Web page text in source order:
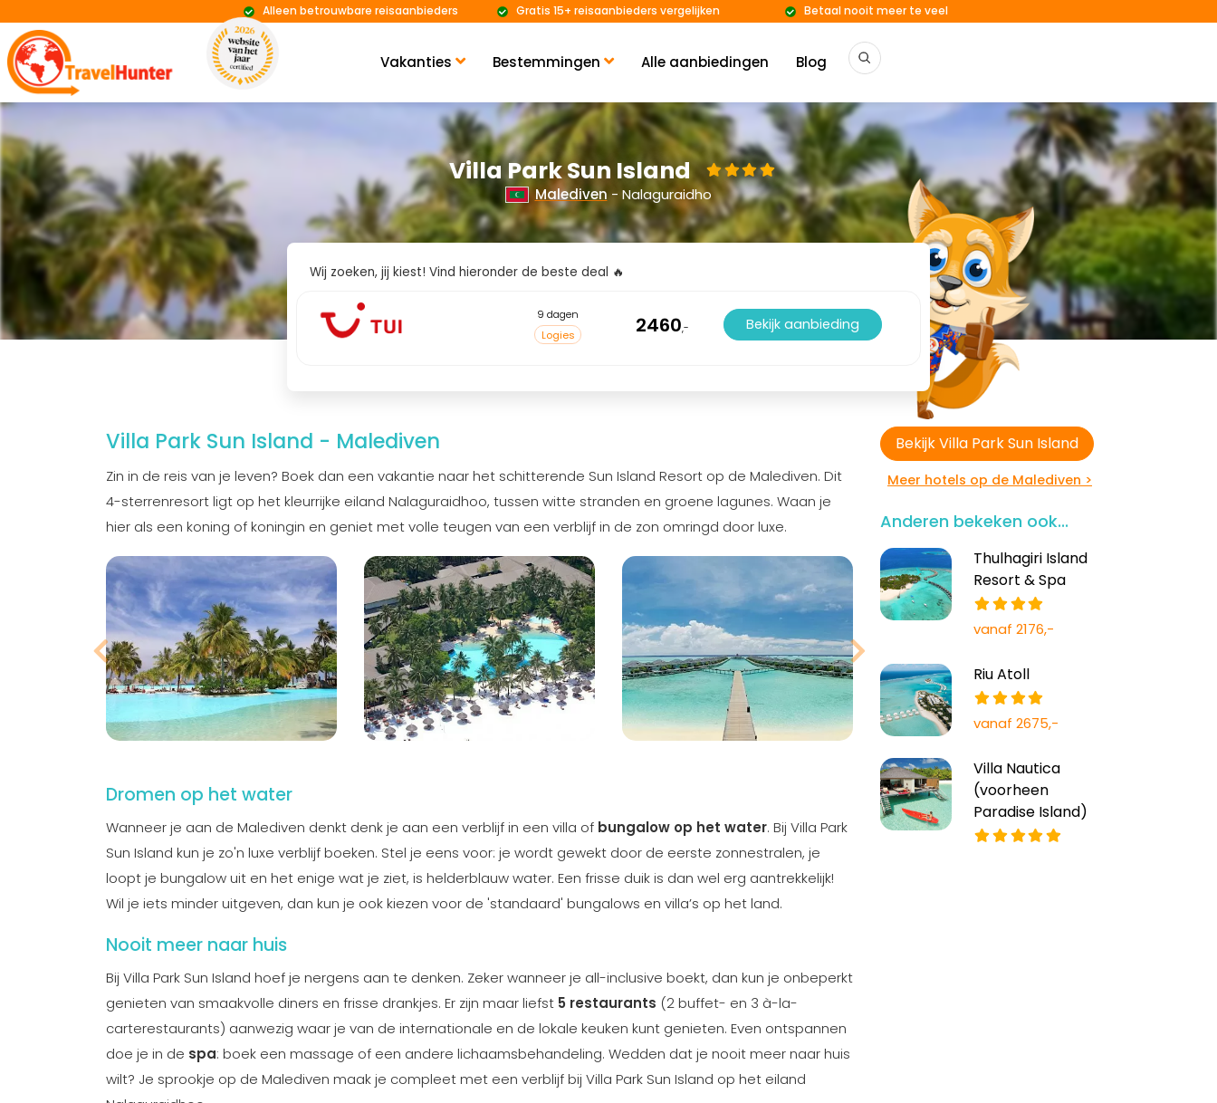
Vakanties Bestemmingen Alle aanbiedingen Blog
Alleen betrouwbare reisaanbieders Gratis 15+ reisaanbieders vergelijken Betaal nooit meer te veel
Villa Park Sun Island
Malediven - Nalaguraidho
Wij zoeken, jij kiest! Vind hieronder de beste deal 🔥
9 dagen
Logies
2460,- Bekijk aanbieding
Villa Park Sun Island - Malediven
Zin in de reis van je leven? Boek dan een vakantie naar het schitterende Sun Island Resort op de Malediven. Dit
4-sterrenresort ligt op het kleurrijke eiland Nalaguraidhoo, tussen witte stranden en groene lagunes. Waan je
hier als een koning of koningin en geniet met volle teugen van een verblijf in de zon omringd door luxe.
Dromen op het water
Wanneer je aan de Malediven denkt denk je aan een verblijf in een villa of bungalow op het water. Bij Villa Park
Sun Island kun je zo'n luxe verblijf boeken. Stel je eens voor: je wordt gewekt door de eerste zonnestralen, je
loopt je bungalow uit en het enige wat je ziet, is helderblauw water. Een frisse duik is dan wel erg aantrekkelijk!
Wil je iets minder uitgeven, dan kun je ook kiezen voor de 'standaard' bungalows en villa’s op het land.
Nooit meer naar huis
Bij Villa Park Sun Island hoef je nergens aan te denken. Zeker wanneer je all-inclusive boekt, dan kun je onbeperkt
genieten van smaakvolle diners en frisse drankjes. Er zijn maar liefst 5 restaurants (2 buffet- en 3 à-la-
carterestaurants) aanwezig waar je van de internationale en de lokale keuken kunt genieten. Even ontspannen
doe je in de spa: boek een massage of een andere lichaamsbehandeling. Wedden dat je nooit meer naar huis
wilt? Je sprookje op de Malediven maak je compleet met een verblijf bij Villa Park Sun Island op het eiland
Bekijk Villa Park Sun Island
Meer hotels op de Malediven >
Anderen bekeken ook...
Thulhagiri Island
Resort & Spa
vanaf 2176,-
Riu Atoll
vanaf 2675,-
Villa Nautica
(voorheen
Paradise Island)